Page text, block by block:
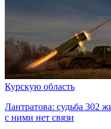
Курскую область
Лантратова: судьба 302
с ними нет связи